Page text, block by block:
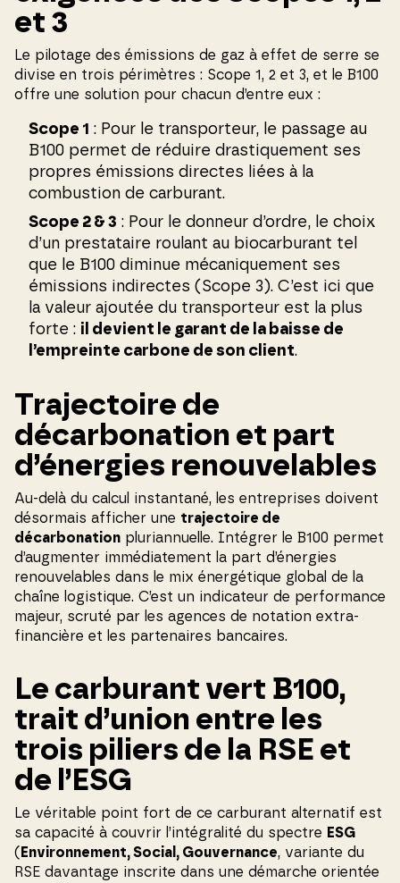
et 3
Le pilotage des émissions de gaz à effet de serre se
divise en trois périmètres : Scope 1, 2 et 3, et le B100
offre une solution pour chacun d’entre eux :
Scope 1 : Pour le transporteur, le passage au
B100 permet de réduire drastiquement ses
propres émissions directes liées à la
combustion de carburant.
Scope 2 & 3 : Pour le donneur d’ordre, le choix
d’un prestataire roulant au biocarburant tel
que le B100 diminue mécaniquement ses
émissions indirectes (Scope 3). C’est ici que
la valeur ajoutée du transporteur est la plus
forte : il devient le garant de la baisse de
l’empreinte carbone de son client.
Trajectoire de
décarbonation et part
d’énergies renouvelables
Au-delà du calcul instantané, les entreprises doivent
désormais afficher une trajectoire de
décarbonation pluriannuelle. Intégrer le B100 permet
d’augmenter immédiatement la part d’énergies
renouvelables dans le mix énergétique global de la
chaîne logistique. C’est un indicateur de performance
majeur, scruté par les agences de notation extra-
financière et les partenaires bancaires.
Le carburant vert B100,
trait d’union entre les
trois piliers de la RSE et
de l’ESG
Le véritable point fort de ce carburant alternatif est
sa capacité à couvrir l’intégralité du spectre ESG
( Environnement, Social, Gouvernance, variante du
RSE davantage inscrite dans une démarche orientée